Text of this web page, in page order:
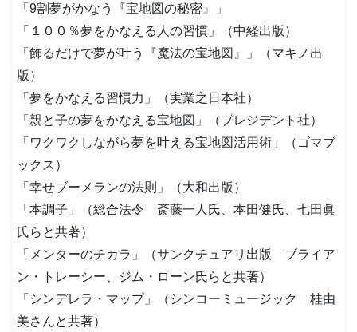
「9割夢がかなう『宝地図の秘密』」
「１００％夢をかなえる人の習慣」（中経出版）
「飾るだけで夢が叶う『魔法の宝地図』」（マキノ出
版）
「夢をかなえる習慣力」（実業之日本社）
「親と子の夢をかなえる宝地図」（プレジデント社）
「ワクワクしながら夢を叶える宝地図活用術」（ゴマブ
ックス）
「幸せブーメランの法則」（大和出版）
「本調子」（総合法令 斎藤一人氏、本田健氏、七田眞
氏らと共著）
「メンターのチカラ」（サンクチュアリ出版 ブライア
ン・トレーシー、ジム・ローン氏らと共著）
「シンデレラ・マップ」（シンコーミュージック 桂由
美さんと共著）